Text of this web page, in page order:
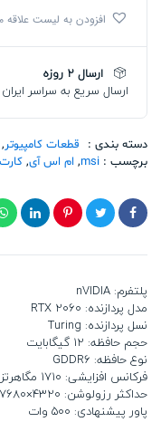
آی
2060
VENTUS
تعداد
افزودن به لیست علاقه
ارسال 2 روزه
ارسال سریع به سراسر ایران
دسته بندی : قطعات کامپیوتر,
برچسب : msi
, ام اس آی,
پلتفرم: nVIDIA
مدل پردازنده: RTX 2060
نسل پردازنده: Turing
حجم حافظه: 12 گیگابایت
نوع حافظه: GDDR6
فرکانس افزایشی: 1710 مگاهرتز
حداکثر رزولوشن: 4320×7680 پیکسل
پاور پیشنهادی: 500 وات